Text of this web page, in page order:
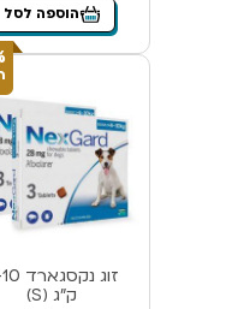
הוספה לסל
זוג
ק”ג (S)